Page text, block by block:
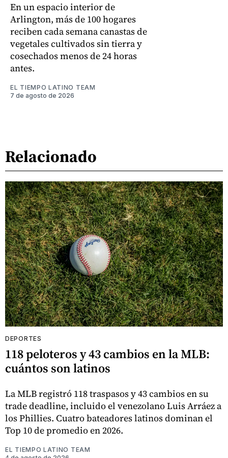
En un espacio interior de
Arlington, más de 100 hogares
reciben cada semana canastas de
vegetales cultivados sin tierra y
cosechados menos de 24 horas
antes.
EL TIEMPO LATINO TEAM
7 de agosto de 2026
Relacionado
DEPORTES
118 peloteros y 43 cambios en la MLB:
cuántos son latinos
La MLB registró 118 traspasos y 43 cambios en su
trade deadline, incluido el venezolano Luis Arráez a
los Phillies. Cuatro bateadores latinos dominan el
Top 10 de promedio en 2026.
EL TIEMPO LATINO TEAM